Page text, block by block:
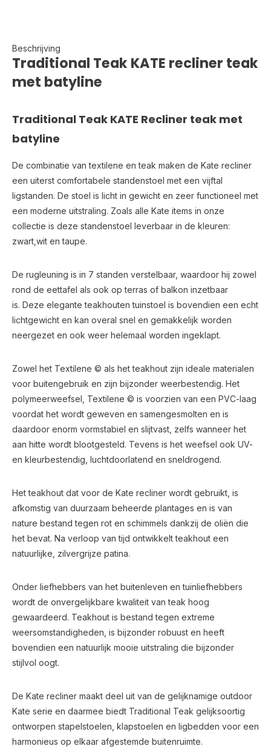
Beschrijving
Traditional Teak KATE recliner teak
met batyline
Traditional Teak KATE Recliner teak met
batyline
De combinatie van textilene en teak maken de Kate recliner
een uiterst comfortabele standenstoel met een vijftal
ligstanden. De stoel is licht in gewicht en zeer functioneel met
een moderne uitstraling. Zoals alle Kate items in onze
collectie is deze standenstoel leverbaar in de kleuren:
zwart,wit en taupe.
De rugleuning is in 7 standen verstelbaar, waardoor hij zowel
rond de eettafel als ook op terras of balkon inzetbaar
is. Deze elegante teakhouten tuinstoel is bovendien een echt
lichtgewicht en kan overal snel en gemakkelijk worden
neergezet en ook weer helemaal worden ingeklapt.
Zowel het Textilene © als het teakhout zijn ideale materialen
voor buitengebruik en zijn bijzonder weerbestendig. Het
polymeerweefsel, Textilene © is voorzien van een PVC-laag
voordat het wordt geweven en samengesmolten en is
daardoor enorm vormstabiel en slijtvast, zelfs wanneer het
aan hitte wordt blootgesteld. Tevens is het weefsel ook UV-
en kleurbestendig, luchtdoorlatend en sneldrogend.
Het teakhout dat voor de Kate recliner wordt gebruikt, is
afkomstig van duurzaam beheerde plantages en is van
nature bestand tegen rot en schimmels dankzij de oliën die
het bevat. Na verloop van tijd ontwikkelt teakhout een
natuurlijke, zilvergrijze patina.
Onder liefhebbers van het buitenleven en tuinliefhebbers
wordt de onvergelijkbare kwaliteit van teak hoog
gewaardeerd. Teakhout is bestand tegen extreme
weersomstandigheden, is bijzonder robuust en heeft
bovendien een natuurlijk mooie uitstraling die bijzonder
stijlvol oogt.
De Kate recliner maakt deel uit van de gelijknamige outdoor
Kate serie en daarmee biedt Traditional Teak gelijksoortig
ontworpen stapelstoelen, klapstoelen en ligbedden voor een
harmonieus op elkaar afgestemde buitenruimte.